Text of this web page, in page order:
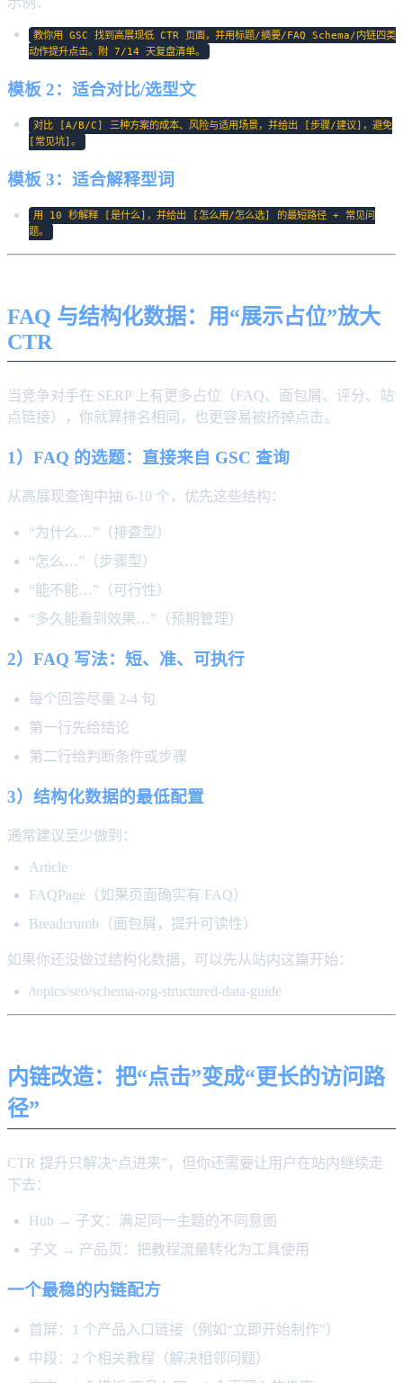
教你用 GSC 找到高展现低 CTR 页面，并用标题/摘要/FAQ Schema/内链四类
动作提升点击。附 7/14 天复盘清单。
模板 2：适合对比/选型文
对比 [A/B/C] 三种方案的成本、风险与适用场景，并给出 [步骤/建议]，避免
[常见坑]。
模板 3：适合解释型词
用 10 秒解释 [是什么]，并给出 [怎么用/怎么选] 的最短路径 + 常见问
题。
FAQ 与结构化数据：用“展示占位”放大
CTR
当竞争对手在 SERP 上有更多占位（FAQ、面包屑、评分、站
点链接），你就算排名相同，也更容易被挤掉点击。
1）FAQ 的选题：直接来自 GSC 查询
从高展现查询中抽 6-10 个，优先这些结构：
“为什么…”（排查型）
“怎么…”（步骤型）
“能不能…”（可行性）
“多久能看到效果…”（预期管理）
2）FAQ 写法：短、准、可执行
每个回答尽量 2-4 句
第一行先给结论
第二行给判断条件或步骤
3）结构化数据的最低配置
通常建议至少做到：
Article
FAQPage（如果页面确实有 FAQ）
Breadcrumb（面包屑，提升可读性）
如果你还没做过结构化数据，可以先从站内这篇开始：
/topics/seo/schema-org-structured-data-guide
内链改造：把“点击”变成“更长的访问路
径”
CTR 提升只解决“点进来”，但你还需要让用户在站内继续走
下去：
Hub → 子文：满足同一主题的不同意图
子文 → 产品页：把教程流量转化为工具使用
一个最稳的内链配方
首屏：1 个产品入口链接（例如“立即开始制作”）
中段：2 个相关教程（解决相邻问题）